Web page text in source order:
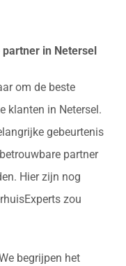
in Netersel
om de beste
klanten in Netersel.
gebeurtenis
partner
Hier zijn nog
zou
begrijpen het